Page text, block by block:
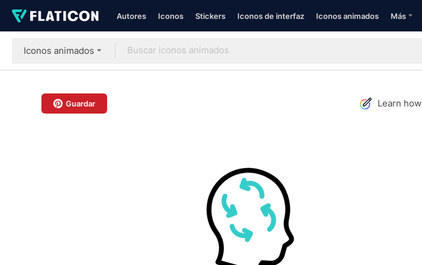
Autores Iconos Stickers Iconos de interfaz Iconos animados Más
Iconos animados
Guardar Learn how